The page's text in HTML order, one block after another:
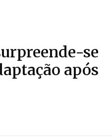
se
após